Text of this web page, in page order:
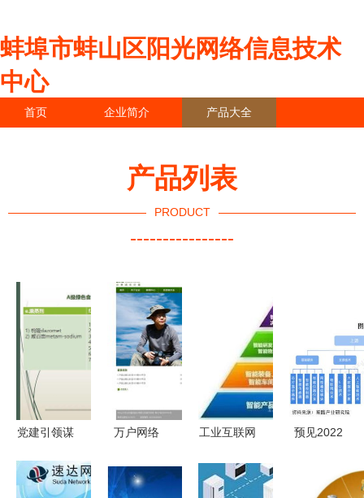
蚌埠市蚌山区阳光网络信息技术
中心
首页 企业简介 产品大全
产品列表
PRODUCT
----------------
党建引领谋
助农备春耕
万户网络
载，以专业
工业互联网
网 辨析、
预见2022
造行业全景